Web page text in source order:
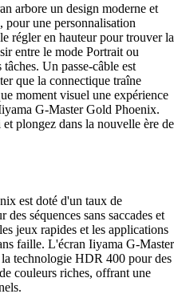
arbore un design moderne et
pour une personnalisation
régler en hauteur pour trouver la
entre le mode Portrait ou
Un passe-câble est
que la connectique traîne
moment visuel une expérience
G-Master Gold Phoenix.
plongez dans la nouvelle ère de
est doté d'un taux de
séquences sans saccades et
jeux rapides et les applications
faille. L'écran Iiyama G-Master
technologie HDR 400 pour des
couleurs riches, offrant une